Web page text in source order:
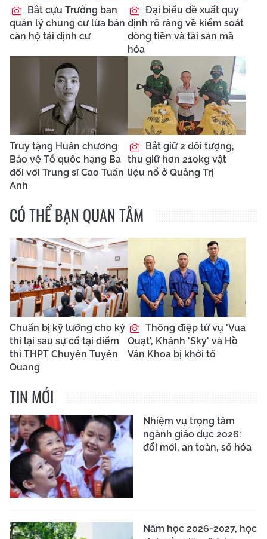
Bắt cựu Trưởng ban
quản lý chung cư lừa bán
căn hộ tái định cư
Đại biểu đề xuất quy
định rõ ràng về kiểm soát
dòng tiền và tài sản mã
hóa
Truy tặng Huân chương
Bảo vệ Tổ quốc hạng Ba
đối với Trung sĩ Cao Tuấn
Anh
Bắt giữ 2 đối tượng,
thu giữ hơn 210kg vật
liệu nổ ở Quảng Trị
CÓ THỂ BẠN QUAN TÂM
Chuẩn bị kỹ lưỡng cho kỳ
thi lại sau sự cố tại điểm
thi THPT Chuyên Tuyên
Quang
Thông điệp từ vụ 'Vua
Quạt', Khánh 'Sky' và Hồ
Văn Khoa bị khởi tố
TIN MỚI
Nhiệm vụ trọng tâm
ngành giáo dục 2026:
đổi mới, an toàn, số hóa
Năm học 2026-2027, học